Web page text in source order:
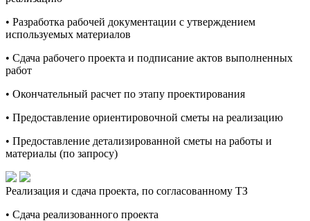
• Разработка рабочей документации с утверждением
используемых материалов
• Сдача рабочего проекта и подписание актов выполненных
работ
• Окончательный расчет по этапу проектирования
• Предоставление ориентировочной сметы на реализацию
• Предоставление детализированной сметы на работы и
материалы (по запросу)
Реализация и сдача проекта, по согласованному ТЗ
• Сдача реализованного проекта